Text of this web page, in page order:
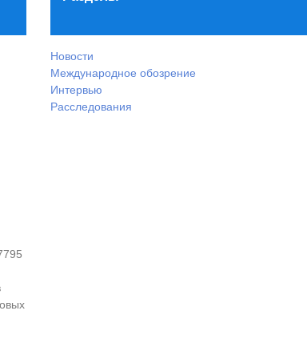
Новости
Международное обозрение
Интервью
Расследования